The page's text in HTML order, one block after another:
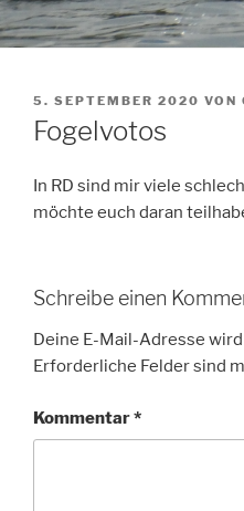
VERÖFFENTLICHT
AM
5. SEPTEMBER 2020 VON
Fogelvotos
In RD sind mir viele
möchte euch daran
Schreibe einen
Deine E-Mail-Adresse
Erforderliche Felder sind
Kommentar*